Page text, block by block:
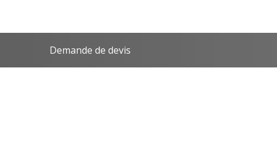
Demande de devis